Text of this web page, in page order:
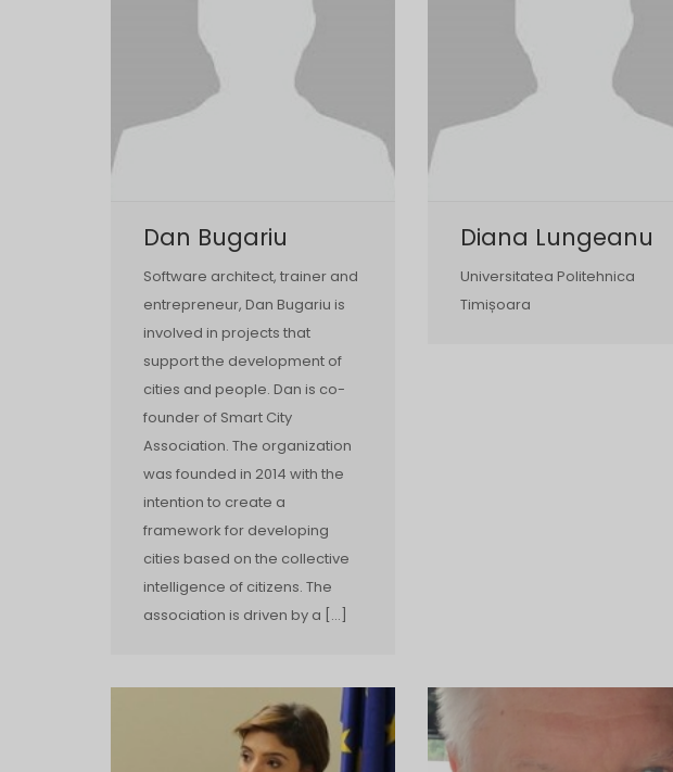
Dan Bugariu
Software architect, trainer and
entrepreneur, Dan Bugariu is
involved in projects that
support the development of
cities and people. Dan is co­
founder of Smart City
Association. The organization
was founded in 2014 with the
intention to create a
framework for developing
cities based on the collective
intelligence of citizens. The
association is driven by a […]
Diana Lungeanu
Universitatea Politehnica
Timișoara